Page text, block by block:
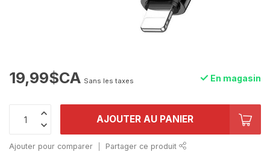
19,99$CA Sans les taxes En magasin
AJOUTER AU PANIER
Ajouter pour comparer Partager ce produit